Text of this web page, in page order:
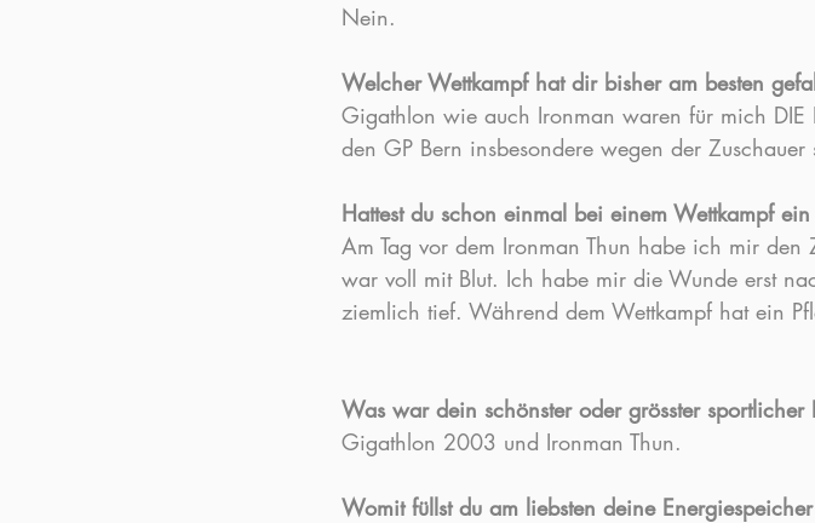
Nein.
Welcher Wettkampf hat dir bisher am besten
Gigathlon wie auch Ironman waren für mich
den GP Bern insbesondere wegen der Zuschauer
Hattest du schon einmal bei einem Wettkampf
Am Tag vor dem Ironman Thun habe ich mir den
war voll mit Blut. Ich habe mir die Wunde erst
ziemlich tief. Während dem Wettkampf hat ein
Was war dein schönster oder grösster sportlicher
Gigathlon 2003 und Ironman Thun.
Womit füllst du am liebsten deine